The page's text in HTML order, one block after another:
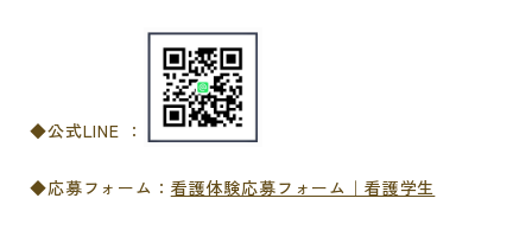
◆公式LINE ：
◆応募フォーム： 看護体験応募フォーム｜看護学生